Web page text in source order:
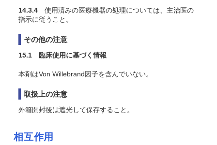
14.3.4 使用済みの医療機器の処理については、主治医の
指示に従うこと。
その他の注意
15.1 臨床使用に基づく情報
本剤はVon Willebrand因子を含んでいない。
取扱上の注意
外箱開封後は遮光して保存すること。
相互作用